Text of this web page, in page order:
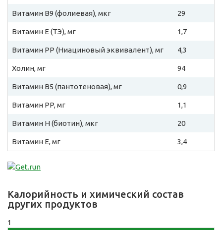
Витамин B9 (фолиевая), мкг 29
Витамин E (ТЭ), мг 1,7
Витамин PP (Ниациновый эквивалент), мг 4,3
Холин, мг 94
Витамин B5 (пантотеновая), мг 0,9
Витамин PP, мг 1,1
Витамин H (биотин), мкг 20
Витамин E, мг 3,4
Калорийность и химический состав
других продуктов
1